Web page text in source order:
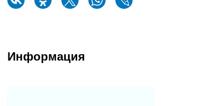
Информация